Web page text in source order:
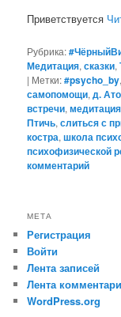
Приветствуется
Рубрика:
Медитация,сказки,
| Метки:#psycho_by
самопомощи,д.
встречи,
Птичь,слиться с
костра,школа
психофизической
комментарий
МЕТА
Регистрация
Войти
Лента записей
Лента
WordPress.org